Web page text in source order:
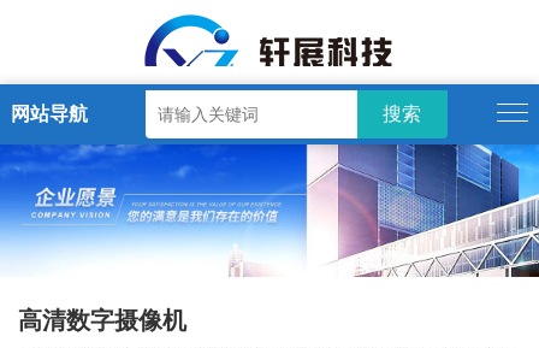
网站导航
高清数字摄像机